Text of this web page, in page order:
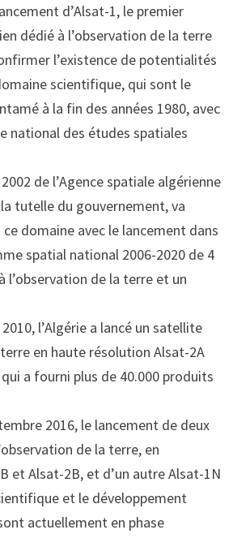
d’Alsat-1, le premier
dédié à l’observation de la terre
l’existence de potentialités
scientifique, qui sont le
à la fin des années 1980, avec
national des études spatiales
de l’Agence spatiale algérienne
la tutelle du gouvernement, va
domaine avec le lancement dans
spatial national 2006-2020 de 4
l’observation de la terre et un
l’Algérie a lancé un satellite
en haute résolution Alsat-2A
a fourni plus de 40.000 produits
2016, le lancement de deux
de la terre, en
et Alsat-2B, et d’un autre Alsat-1N
et le développement
actuellement en phase